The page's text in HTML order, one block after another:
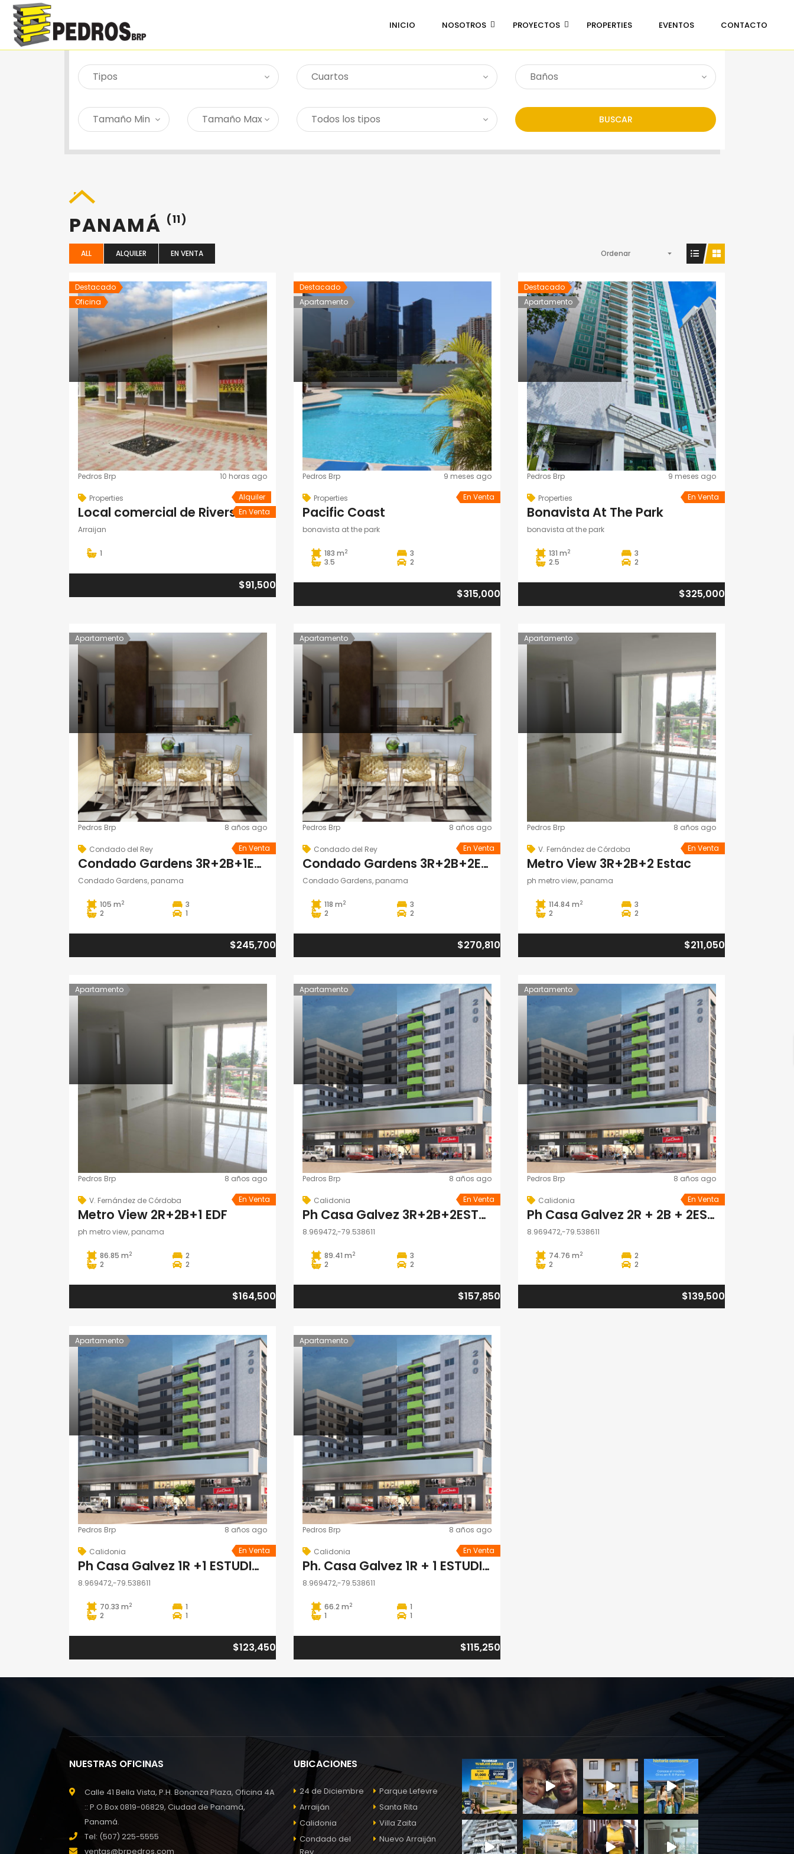
INICIO NOSOTROS PROYECTOS PROPERTIES EVENTOS CONTACTO
SEARCH PROPERTY ALQUILER EN VENTA
BUSCAR
PANAMÁ (11)
ALL ALQUILER EN VENTA Ordenar
Destacado
Oficina
Pedros Brp 10 horas ago
Properties
Local comercial de Riverside
Arraijan
1
Alquiler
En Venta
$91,500
Destacado
Apartamento
Pedros Brp 9 meses ago
Properties
Pacific Coast
bonavista at the park
183 m2
3
3.5
2
En Venta
$315,000
Destacado
Apartamento
Pedros Brp 9 meses ago
Properties
Bonavista At The Park
bonavista at the park
131 m2
3
2.5
2
En Venta
$325,000
Apartamento
Pedros Brp 8 años ago
Condado del Rey
Condado Gardens 3R+2B+1Estac. Torre 100
Condado Gardens, panama
105 m2
3
2
1
En Venta
$245,700
Apartamento
Pedros Brp 8 años ago
Condado del Rey
Condado Gardens 3R+2B+2Estac. Torre 100
Condado Gardens, panama
118 m2
3
2
2
En Venta
$270,810
Apartamento
Pedros Brp 8 años ago
V. Fernández de Córdoba
Metro View 3R+2B+2 Estac
ph metro view, panama
114.84 m2
3
2
2
En Venta
$211,050
Apartamento
Pedros Brp 8 años ago
V. Fernández de Córdoba
Metro View 2R+2B+1 EDF
ph metro view, panama
86.85 m2
2
2
2
En Venta
$164,500
Apartamento
Pedros Brp 8 años ago
Calidonia
Ph Casa Galvez 3R+2B+2ESTAC
8.969472,-79.538611
89.41 m2
3
2
2
En Venta
$157,850
Apartamento
Pedros Brp 8 años ago
Calidonia
Ph Casa Galvez 2R + 2B + 2ESTAC
8.969472,-79.538611
74.76 m2
2
2
2
En Venta
$139,500
Apartamento
Pedros Brp 8 años ago
Calidonia
Ph Casa Galvez 1R +1 ESTUDIO + 2B + 1 ESTAC
8.969472,-79.538611
70.33 m2
1
2
1
En Venta
$123,450
Apartamento
Pedros Brp 8 años ago
Calidonia
Ph. Casa Galvez 1R + 1 ESTUDIO + 2B + 1ESTAC
8.969472,-79.538611
66.2 m2
1
1
1
En Venta
$115,250
NUESTRAS OFICINAS
Calle 41 Bella Vista, P.H. Bonanza Plaza, Oficina 4A
:: P.O.Box 0819-06829, Ciudad de Panamá,
Panamá.
Tel: (507) 225-5555
ventas@brpedros.com
UBICACIONES
24 de Diciembre
Arraiján
Calidonia
Condado del
Parque Lefevre
Santa Rita
Villa Zaita
Nuevo Arraiján